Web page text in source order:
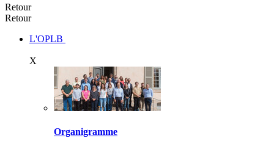
Retour
Retour
L'OPLB
X
Organigramme